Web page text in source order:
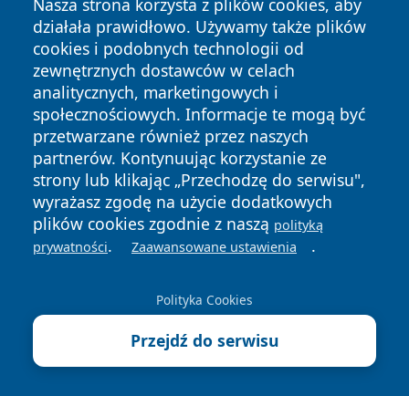
Przydatne dane teleadresowe
Książnica Beskidzka Filia Osiedle Stare Bielsko w
Bielsku - Białej - kontakt, godziny, informacje
Książnica Beskidzka - Filia Hałcnów w Bielsku-Białej
Parafia św. Mikołaja w Bielsku-Białej - historia,
sanktuarium i katedra
Powiatowa Stacja Sanitarno-Epidemiologiczna w
Bielsku-Białej - kontakt, nadzór, badania
Zakład Gospodarki Mieszkaniowej w Bielsku-Białej -
kontakt i godziny
Nasza strona korzysta z plików cookies, aby
działała prawidłowo. Używamy także plików
cookies i podobnych technologii od
zewnętrznych dostawców w celach
analitycznych, marketingowych i
społecznościowych. Informacje te mogą być
przetwarzane również przez naszych
partnerów. Kontynuując korzystanie ze
strony lub klikając „Przechodzę do serwisu",
wyrażasz zgodę na użycie dodatkowych
plików cookies zgodnie z naszą polityką
prywatności. Zaawansowane ustawienia .
Polityka Cookies
Przejdź do serwisu